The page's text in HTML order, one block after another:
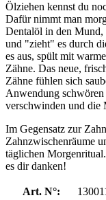
Ölziehen kennst du
Dafür nimmt man
Dentalöl in den
und "zieht" es durch
es aus, spült mit
Zähne. Das neue,
Zähne fühlen sich
Anwendung schwören
verschwinden und die
Im Gegensatz zur
Zahnzwischenräume
täglichen
es dir danken!
Art. N°: